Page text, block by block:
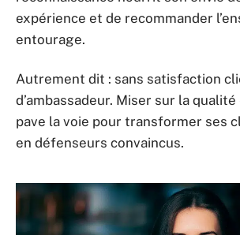
expérience et de recommander
entourage.
Autrement dit : sans satisfaction
d’ambassadeur. Miser sur la qualité
pave la voie pour transformer ses
en défenseurs convaincus.